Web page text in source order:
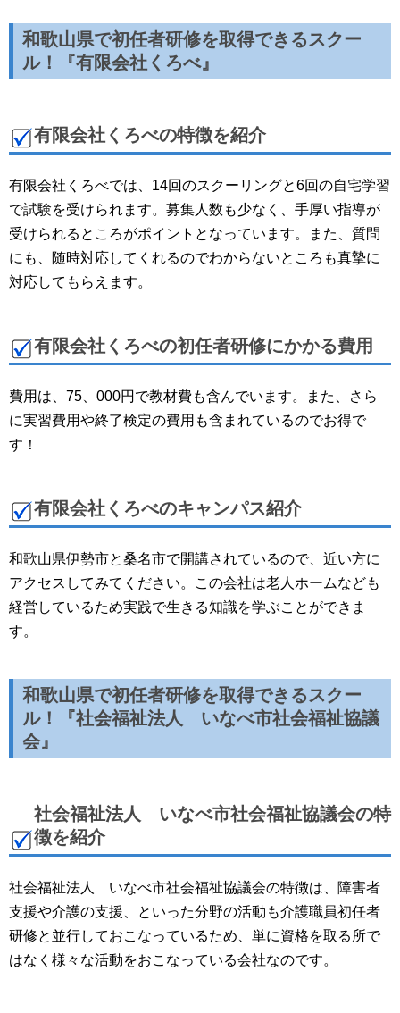
和歌山県で初任者研修を取得できるスクー
ル！『有限会社くろべ』
有限会社くろべの特徴を紹介
有限会社くろべでは、14回のスクーリングと6回の自宅学習
で試験を受けられます。募集人数も少なく、手厚い指導が
受けられるところがポイントとなっています。また、質問
にも、随時対応してくれるのでわからないところも真摯に
対応してもらえます。
有限会社くろべの初任者研修にかかる費用
費用は、75、000円で教材費も含んでいます。また、さら
に実習費用や終了検定の費用も含まれているのでお得で
す！
有限会社くろべのキャンパス紹介
和歌山県伊勢市と桑名市で開講されているので、近い方に
アクセスしてみてください。この会社は老人ホームなども
経営しているため実践で生きる知識を学ぶことができま
す。
和歌山県で初任者研修を取得できるスクー
ル！『社会福祉法人 いなべ市社会福祉協議
会』
社会福祉法人 いなべ市社会福祉協議会の特
徴を紹介
社会福祉法人 いなべ市社会福祉協議会の特徴は、障害者
支援や介護の支援、といった分野の活動も介護職員初任者
研修と並行しておこなっているため、単に資格を取る所で
はなく様々な活動をおこなっている会社なのです。